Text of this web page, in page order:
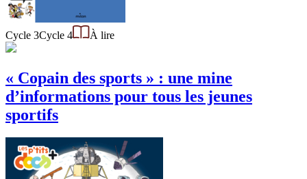
Cycle 3Cycle 4 À lire
« Copain des sports » : une mine
d’informations pour tous les jeunes
sportifs